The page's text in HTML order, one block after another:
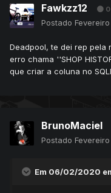
Fawkzz12 0
Postado
Deadpool, te dei rep pela
erro chama ''SHOP
que criar a coluna no
BrunoMaciel
Postado
Em 06/02/2020